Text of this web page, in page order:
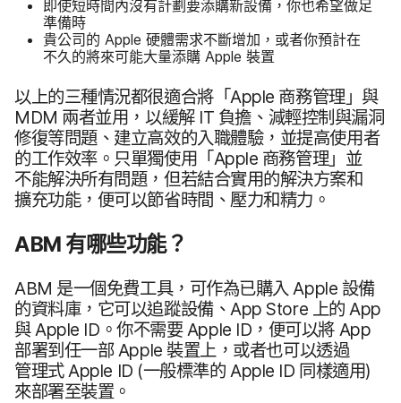
即​使​短時間​內​沒有​計劃要​添購​新​設備，​你​也​希望​做足​
準備​時
貴​公司​的 Apple 硬體​需求​不斷​增加，​或者​你​預計​在​
不久​的​將​來​可能​大量​添購 Apple 裝置
以上​的​三種​情況​都​很​適合​將​「Apple 商務​管理」​與
MDM 兩​者​並用，​以​緩解IT 負擔、​減輕​控制​與​漏洞​
修復​等​問題、​建立​高效​的​入職​體驗，​並​提高​使用者​
的​工作​效率。​只單​獨​使用​「Apple 商務​管理」​並​
不能​解決​所有​問題，​但​若​結合​實用​的​解決​方案​和​
擴充​功能，​便​可以​節省​時間、​壓力​和​精力。
ABM 有​哪些​功​能？
ABM 是​一​個​免費​工具，​可作為​已​購入 Apple 設備​
的​資料庫，​它​可以​追蹤​設備、 App Store 上​的 App
與Apple ID 。​你​不​需要Apple ID ，​便​可以​將 App
部署​到​任一部Apple裝置​上，​或者​也​可以​透過​
管理式Apple ID (一般​標準​的 Apple ID 同樣​適用)
來部署​至​裝置。